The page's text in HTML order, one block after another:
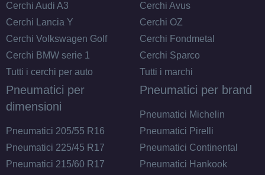
Cerchi Audi A3
Cerchi Lancia Y
Cerchi Volkswagen Golf
Cerchi BMW serie 1
Tutti i cerchi per auto
Cerchi Avus
Cerchi OZ
Cerchi Fondmetal
Cerchi Sparco
Tutti i marchi
Pneumatici per
dimensioni
Pneumatici 205/55 R16
Pneumatici 225/45 R17
Pneumatici 215/60 R17
Pneumatici per brand
Pneumatici Michelin
Pneumatici Pirelli
Pneumatici Continental
Pneumatici Hankook